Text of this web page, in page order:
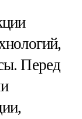
Перед